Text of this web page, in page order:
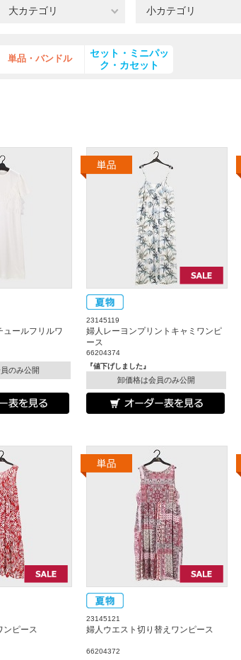
大カテゴリ 小カテゴリ
単品・バンドル
セット・ミニパッ
ク・カセット
ュールフリルワ
のみ公開
23145119
婦人レーヨンプリントキャミワンピ
ース
66204374
『値下げしました』
卸価格は会員のみ公開
ンピース
23145121
婦人ウエスト切り替えワンピース
66204372